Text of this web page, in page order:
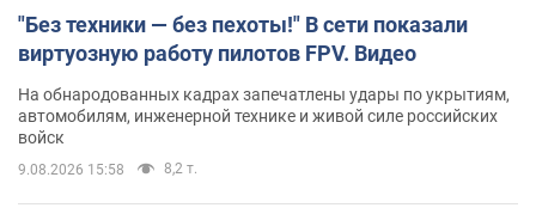
"Без техники — без пехоты!" В сети показали
виртуозную работу пилотов FPV. Видео
На обнародованных кадрах запечатлены удары по укрытиям,
автомобилям, инженерной технике и живой силе российских
войск
9.08.2026 15:58 8,2 т.